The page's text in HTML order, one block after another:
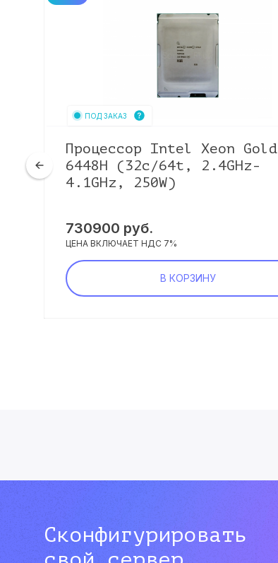
ПОД ЗАКАЗ
Процессор Intel Xeon Gold
6448H (32c/64t, 2.4GHz-
4.1GHz, 250W)
730900 руб.
ЦЕНА ВКЛЮЧАЕТ НДС 7%
В КОРЗИНУ
Сконфигурировать